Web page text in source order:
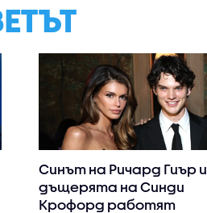
Синът на Ричард Гиър и
дъщерята на Синди
Крофорд работят